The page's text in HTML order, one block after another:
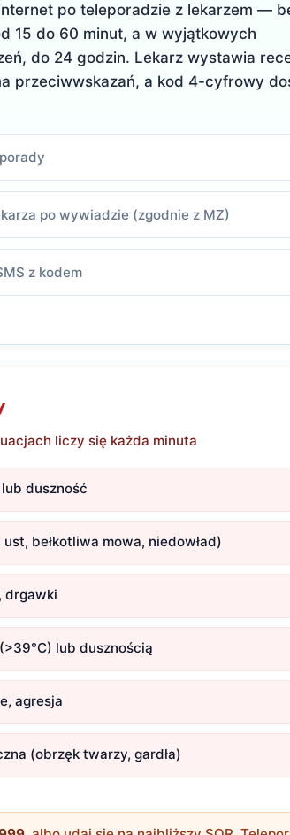
po teleporadzie z lekarzem —
15 do 60 minut, a w wyjątkowych
do 24 godzin. Lekarz wystawia
przeciwwskazań, a kod 4-cyfrowy
po wywiadzie (zgodnie z MZ)
z kodem
liczy się każda minuta
duszność
bełkotliwa mowa, niedowład)
drgawki
lub dusznością
agresja
(obrzęk twarzy, gardła)